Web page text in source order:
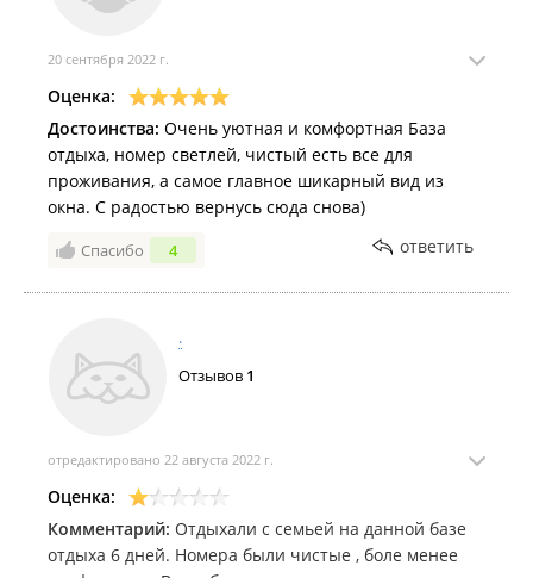
20 сентября 2022 г.
Оценка:
Достоинства: Очень уютная и комфортная База
отдыха, номер светлей, чистый есть все для
проживания, а самое главное шикарный вид из
окна. С радостью вернусь сюда снова)
Спасибо 4 ответить
.
Отзывов 1
отредактировано 22 августа 2022 г.
Оценка:
Комментарий: Отдыхали с семьей на данной базе
отдыха 6 дней. Номера были чистые , боле менее